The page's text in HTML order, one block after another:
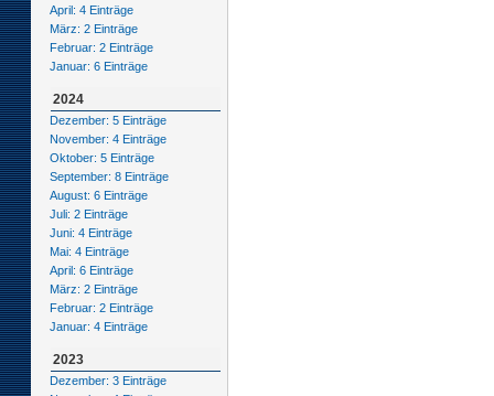
April: 4 Einträge
März: 2 Einträge
Februar: 2 Einträge
Januar: 6 Einträge
2024
Dezember: 5 Einträge
November: 4 Einträge
Oktober: 5 Einträge
September: 8 Einträge
August: 6 Einträge
Juli: 2 Einträge
Juni: 4 Einträge
Mai: 4 Einträge
April: 6 Einträge
März: 2 Einträge
Februar: 2 Einträge
Januar: 4 Einträge
2023
Dezember: 3 Einträge